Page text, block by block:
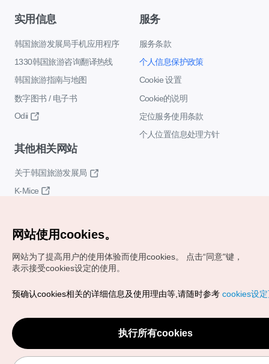
实用信息
韩国旅游发展局手机应用程序
1330韩国旅游咨询翻译热线
韩国旅游指南与地图
数字图书 / 电子书
Odii
服务
服务条款
个人信息保护政策
Cookie 设置
Cookie的说明
定位服务使用条款
个人位置信息处理方针
其他相关网站
关于韩国旅游发展局
K-Mice
Copyrights (c) 韩国旅游发展局版权所有
VISITKOREA官方邮箱
chnsim@knto.or.kr
网站使用cookies。
网站为了提高用户的使用体验而使用cookies。
点击“同意"键，
表示接受cookies设定的使用。
预确认cookies相关的详细信息及使用理由等,请随时参考 cookies设
执行所有cookies